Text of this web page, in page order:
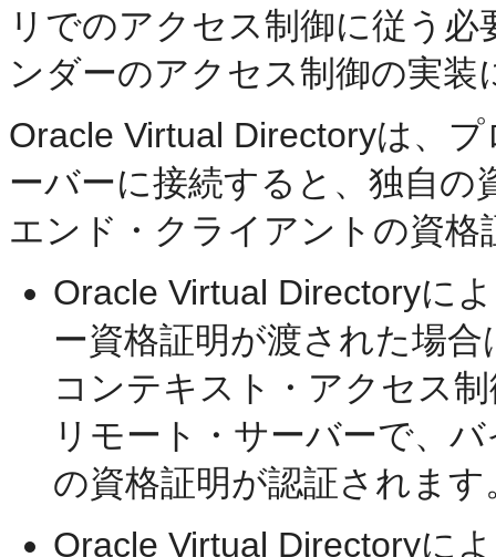
リでのアクセス制御に従う
ンダーのアクセス制御の実
Oracle Virtual Directoryは、
ーバーに接続すると、独自
エンド・クライアントの資格
Oracle Virtual Directoryに
ー資格証明が渡された場
コンテキスト・アクセス
リモート・サーバーで、
の資格証明が認証されます
Oracle Virtual Directoryに